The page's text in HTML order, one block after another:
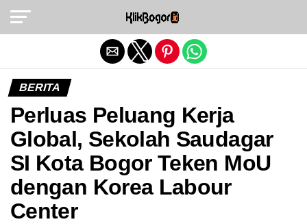
BERITA
Perluas Peluang Kerja
Global, Sekolah Saudagar
SI Kota Bogor Teken MoU
dengan Korea Labour
Center
Exit mobile version